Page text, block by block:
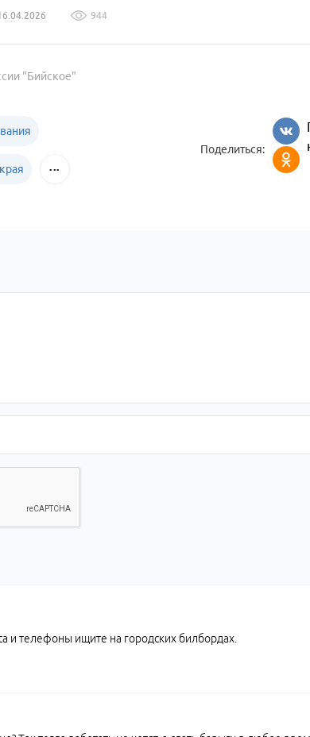
944
"Бийское"
Поделиться:
и телефоны ищите на городских билбордах.